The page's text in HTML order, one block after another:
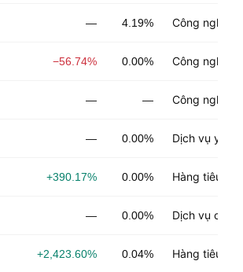
— 4.19% Công nghệ
−56.74% 0.00% Công nghệ
— — Công nghiệp
— 0.00% Dịch vụ y tế
+390.17% 0.00% Hàng tiêu
— 0.00% Dịch vụ công
+2,423.60% 0.04% Hàng tiêu